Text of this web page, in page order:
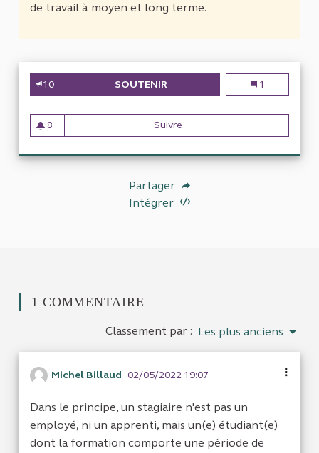
de travail à moyen et long terme.
10 SOUTENIREMPLOI ET RÉMUNÉRATION
Emploi et
1
8
8 abonnés
Suivre
Partager
Intégrer
1 COMMENTAIRE
Classement par : Les plus anciens
Michel Billaud 02/05/2022 19:07
Dans le principe, un stagiaire n'est pas un
employé, ni un apprenti, mais un(e) étudiant(e)
dont la formation comporte une période de